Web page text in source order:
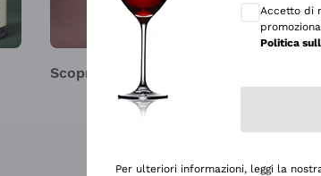
Scopri
Accetto di
Politica
Per ulteriori informazioni, leggi la